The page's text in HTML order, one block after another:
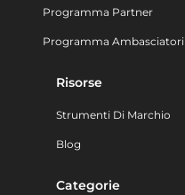
Programma Partner
Programma Ambasciatori
Risorse
Strumenti Di Marchio
Blog
Categorie